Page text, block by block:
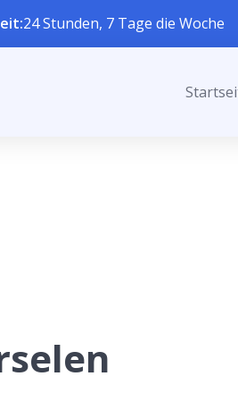
24 Stunden, 7 Tage die Woche